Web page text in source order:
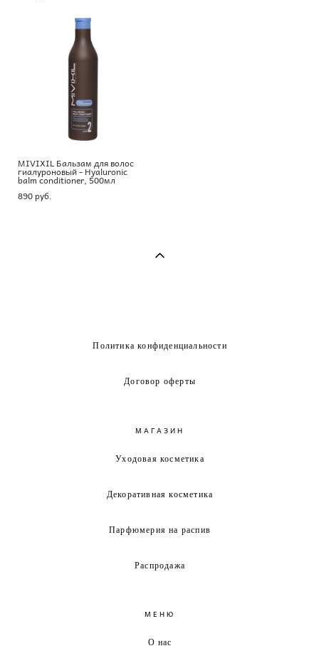
MIVIXIL Бальзам для волос
гиалуроновый - Hyaluronic
balm conditioner, 500мл
890 pуб.
Политика конфиденциальности
Договор оферты
МАГАЗИН
Уходовая косметика
Декоративная косметика
Парфюмерия на распив
Распродажа
МЕНЮ
О нас